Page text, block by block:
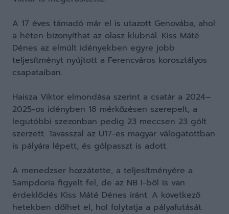
A 17 éves támadó már el is utazott Genovába, ahol
a héten bizonyíthat az olasz klubnál. Kiss Máté
Dénes az elmúlt idényekben egyre jobb
teljesítményt nyújtott a Ferencváros korosztályos
csapataiban.
Haisza Viktor elmondása szerint a csatár a 2024–
2025-ös idényben 18 mérkőzésen szerepelt, a
legutóbbi szezonban pedig 23 meccsen 23 gólt
szerzett. Tavasszal az U17-es magyar válogatottban
is pályára lépett, és gólpasszt is adott.
A menedzser hozzátette, a teljesítményére a
Sampdoria figyelt fel, de az NB I-ből is van
érdeklődés Kiss Máté Dénes iránt. A következő
hetekben dőlhet el, hol folytatja a pályafutását.